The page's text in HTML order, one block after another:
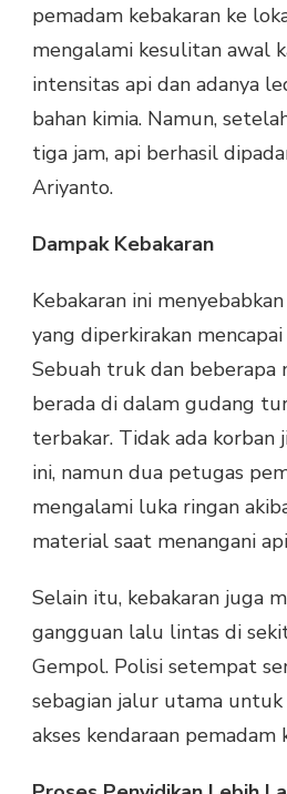
pemadam kebakaran ke
mengalami kesulitan awal
intensitas api dan adanya
bahan kimia. Namun,
tiga jam, api berhasil
Ariyanto.
Dampak Kebakaran
Kebakaran ini
yang diperkirakan
Sebuah truk dan beberapa
berada di dalam gudang
terbakar. Tidak ada korban
ini, namun dua petugas
mengalami luka ringan
material saat menangani
Selain itu, kebakaran juga
gangguan lalu lintas di
Gempol. Polisi setempat
sebagian jalur utama
akses kendaraan pemadam